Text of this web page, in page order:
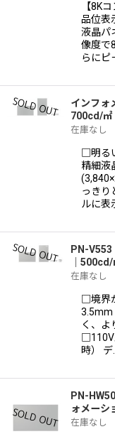
【8K
品位表
液晶パ
像度で
らにピ
インフォ
700cd/㎡
在庫なし
□明る
精細液
っきり
ルに表
PN-V553
｜
在庫なし
□境界
3.5mm
く、よ
□110V
時） デ
PN-
ォメーシ
在庫なし